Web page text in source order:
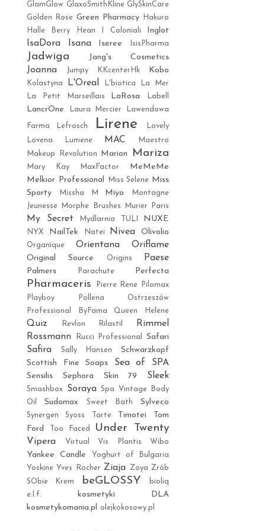
GlamGlow GlaxoSmithKline GlySkinCare
Golden Rose Green Pharmacy
Hakuro
Halle Berry
Hean I Coloniali Inglot
IsaDora Isana Iseree IsisPharma
Jadwiga Jang's Cosmetics
Joanna Jumpy KKcenterHk Kobo
Kolastyna L'Oreal L'biotica
La Mer
La Petit Marseillais
LaRosa Labell
LancrOne Laura Mercier Lawendowa
Farma Lefrosch Lirene
Lovely
Lovena
Lumene MAC
Maestro
Makeup Revolution
Marion Mariza
Mary Kay MaxFactor
MeMeMe
Melkior Professional
Miss Selene Miss
Sporty
Missha M Miyo
Montagne
Jeunesse
Morphe Brushes Murier Paris
My Secret Mydlarnia TULI NUXE
NYX NailTek Natei Nivea Olivolio
Organique Orientana Oriflame
Original Source Origins Paese
Palmers Parachute Perfecta
Pharmaceris Pierre Rene
Pilomax
Playboy
Pollena Ostrzeszów
Professional ByFama
Queen Helene
Quiz Revlon Rilastil
Rimmel
Rossmann
Rucci Professional Safari
Safira Sally Hansen
Schwarzkopf
Scottish Fine Soaps
Sea of SPA
Sensilis Sephora Skin 79 Sleek
Smashbox Soraya Spa Vintage Body
Oil
Sudomax Sweet Bath Sylveco
Synergen Syoss Tarte Timotei
Tom
Ford
Too Faced Under Twenty
Vipera Virtual Vis Plantis Wibo
Yankee Candle
Yoghurt of Bulgaria
Yoskine Yves Rocher Ziaja Zoya Zrób
SObie Krem
beGLOSSY
bioliq
e.l.f.
kosmetyki DLA
kosmetykomania.pl olejkokosowy.pl